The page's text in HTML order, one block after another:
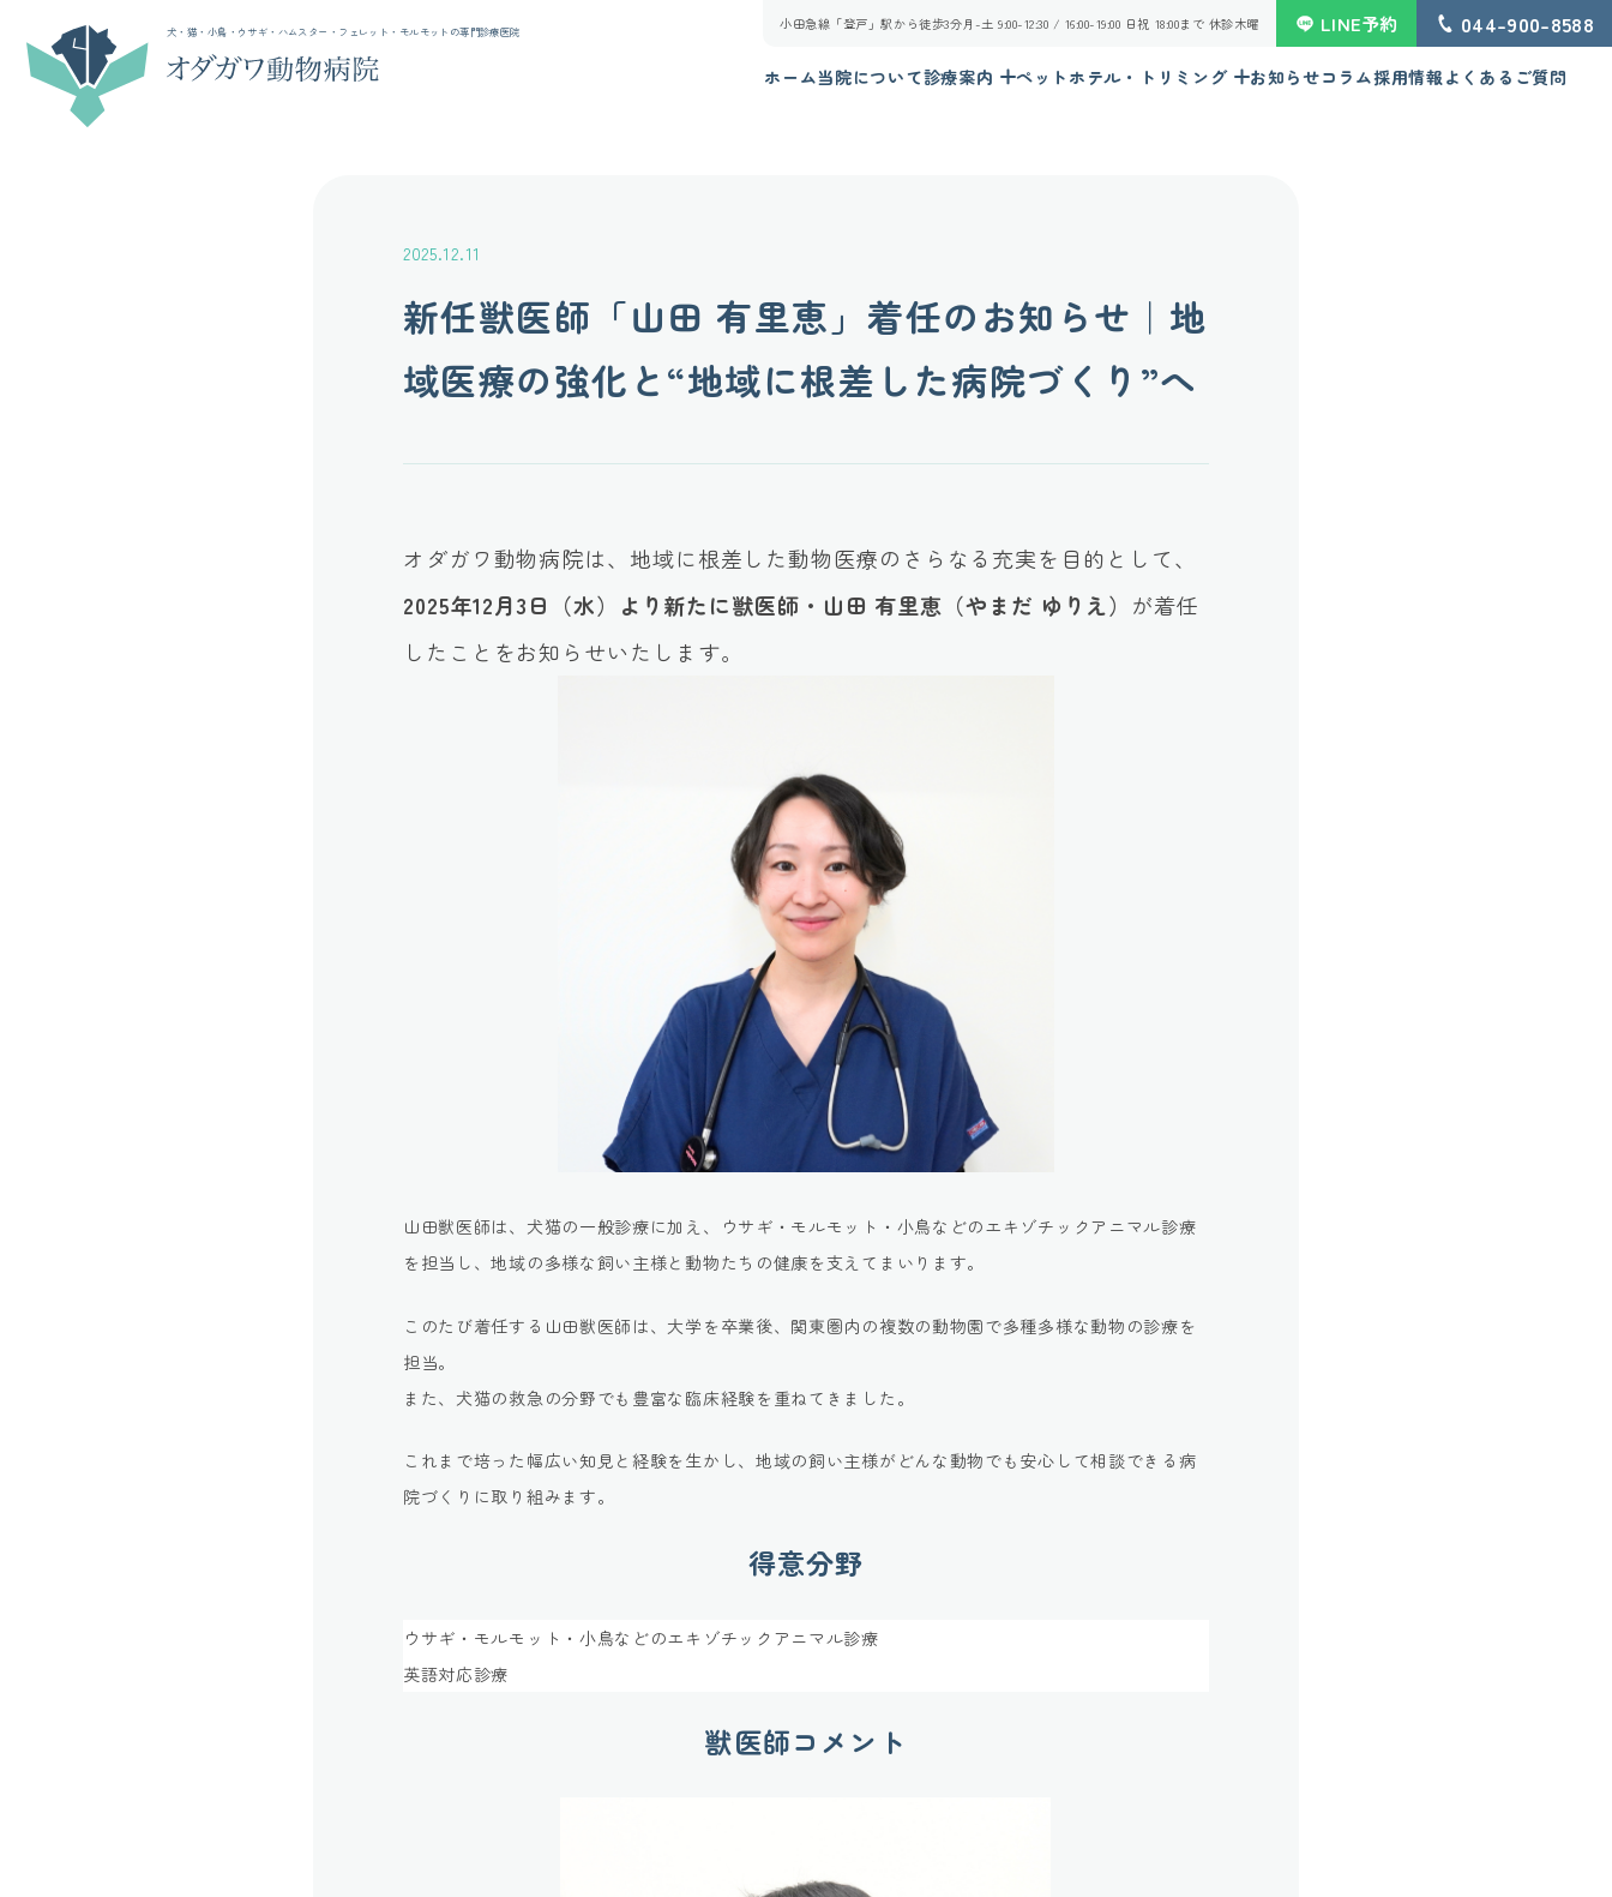
犬・猫・小鳥・ウサギ・ハムスター・フェレット・モルモットの専門診療医院 小田急線「登戸」駅から徒歩3分月-土 9:00-12:30 / 16:00-19:00 日祝 18:00まで 休診木曜 LINE予約 044-900-8588
ホーム当院について診療案内 ペットホテル・トリミング お知らせコラム採用情報よくあるご質問
2025.12.11
新任獣医師「山田 有里恵」着任のお知らせ｜地
域医療の強化と“地域に根差した病院づくり”へ
オダガワ動物病院は、地域に根差した動物医療のさらなる充実を目的として、
2025年12月3日（水）より新たに獣医師・山田 有里恵（やまだ ゆりえ） が着任
したことをお知らせいたします。
山田獣医師は、犬猫の一般診療に加え、ウサギ・モルモット・小鳥などのエキゾチックアニマル診療
を担当し、地域の多様な飼い主様と動物たちの健康を支えてまいります。
このたび着任する山田獣医師は、大学を卒業後、関東圏内の複数の動物園で多種多様な動物の診療を
担当。
また、犬猫の救急の分野でも豊富な臨床経験を重ねてきました。
これまで培った幅広い知見と経験を生かし、地域の飼い主様がどんな動物でも安心して相談できる病
院づくりに取り組みます。
得意分野
ウサギ・モルモット・小鳥などのエキゾチックアニマル診療
英語対応診療
獣医師コメント